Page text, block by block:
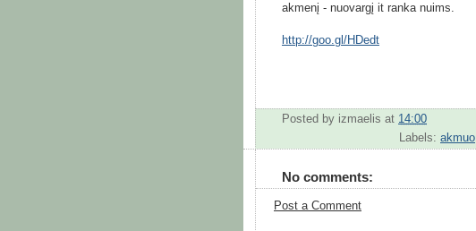
akmenį - nuovargį it ranka nuims.
http://goo.gl/HDedt
Posted by izmaelis at 14:00
Labels: akmuo
No comments:
Post a Comment